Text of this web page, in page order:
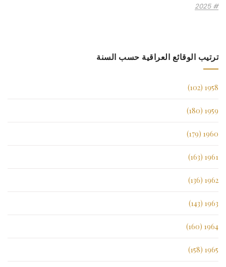
2025
ترتيب الوقائع العراقية حسب السنة
1958 (102)
1959 (180)
1960 (179)
1961 (163)
1962 (136)
1963 (143)
1964 (160)
1965 (158)